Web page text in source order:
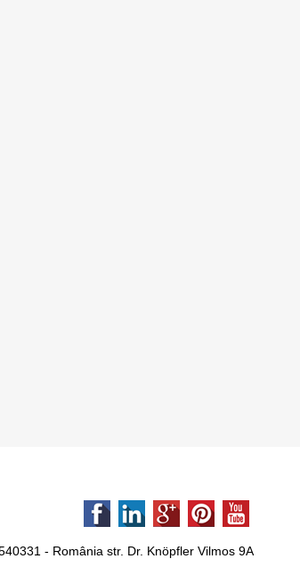
- România str. Dr. Knöpfler Vilmos 9A